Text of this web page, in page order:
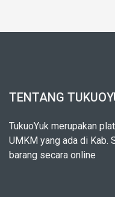
TENTANG
TukuoYuk merupakan
UMKM yang ada di Kab.
barang secara online